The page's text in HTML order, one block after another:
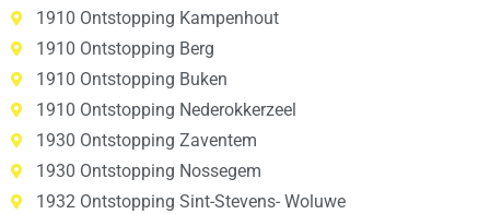
1910 Ontstopping Kampenhout
1910 Ontstopping Berg
1910 Ontstopping Buken
1910 Ontstopping Nederokkerzeel
1930 Ontstopping Zaventem
1930 Ontstopping Nossegem
1932 Ontstopping Sint-Stevens- Woluwe